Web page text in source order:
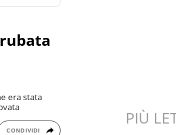
era stata
CONDIVIDI
PIÙ